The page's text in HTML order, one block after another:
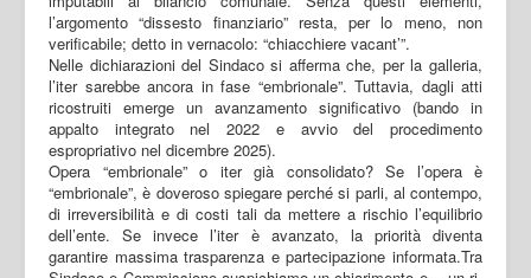
l’argomento “dissesto finanziario” resta, per lo meno, non
verificabile; detto in vernacolo: “chiacchiere vacant’”.
Nelle dichiarazioni del Sindaco si afferma che, per la galleria,
l’iter sarebbe ancora in fase “embrionale”. Tuttavia, dagli atti
ricostruiti emerge un avanzamento significativo (bando in
appalto integrato nel 2022 e avvio del procedimento
espropriativo nel dicembre 2025).
Opera “embrionale” o iter già consolidato? Se l’opera è
“embrionale”, è doveroso spiegare perché si parli, al contempo,
di irreversibilità e di costi tali da mettere a rischio l’equilibrio
dell’ente. Se invece l’iter è avanzato, la priorità diventa
garantire massima trasparenza e partecipazione informata.Tra